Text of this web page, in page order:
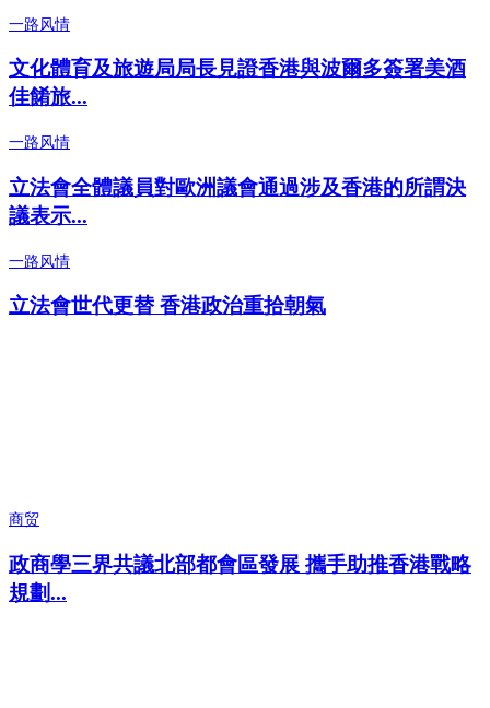
一路风情
文化體育及旅遊局局長見證香港與波爾多簽署美酒
佳餚旅...
一路风情
立法會全體議員對歐洲議會通過涉及香港的所謂決
議表示...
一路风情
立法會世代更替 香港政治重拾朝氣
商贸
政商學三界共議北部都會區發展 攜手助推香港戰略
規劃...